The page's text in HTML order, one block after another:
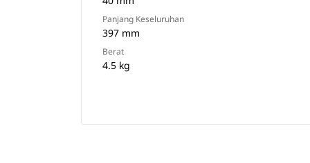
Panjang Keseluruhan
397 mm
Berat
4.5 kg